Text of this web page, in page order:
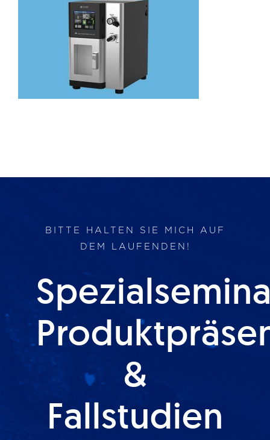
Auftragslabor
BITTE HALTEN SIE MICH AUF
DEM LAUFENDEN!
&
Fallstudien